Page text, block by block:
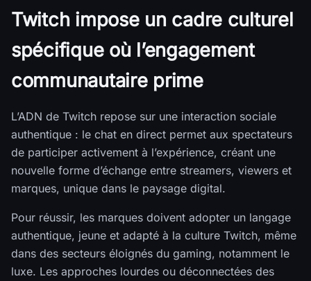
Twitch impose un cadre culturel
spécifique où l’engagement
communautaire prime
L’ADN de Twitch repose sur une interaction sociale
authentique : le chat en direct permet aux spectateurs
de participer activement à l’expérience, créant une
nouvelle forme d’échange entre streamers, viewers et
marques, unique dans le paysage digital.
Pour réussir, les marques doivent adopter un langage
authentique, jeune et adapté à la culture Twitch, même
dans des secteurs éloignés du gaming, notamment le
luxe. Les approches lourdes ou déconnectées des